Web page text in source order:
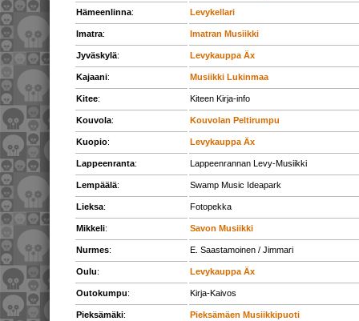
Hämeenlinna: Levykellari
Imatra: Imatran Musiikki
Jyväskylä: Levykauppa Äx
Kajaani: Musiikki Lukinmaa
Kitee: Kiteen Kirja-info
Kouvola: Kouvolan Peltirumpu
Kuopio: Levykauppa Äx
Lappeenranta: Lappeenrannan Levy-Musiikki
Lempäälä: Swamp Music Ideapark
Lieksa: Fotopekka
Mikkeli: Savon Musiikki
Nurmes: E. Saastamoinen / Jimmari
Oulu: Levykauppa Äx
Outokumpu: Kirja-Kaivos
Pieksämäki: Pieksämäen Musiikkipuoti